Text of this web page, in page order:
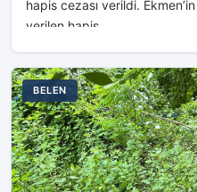
hapis cezası verildi.
verilen hapis...
BELEN